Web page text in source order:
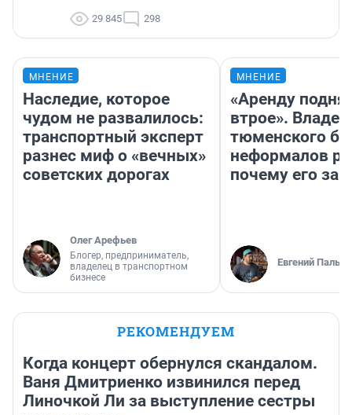
29 845 298
МНЕНИЕ
Наследие, которое
чудом не развалилось:
транспортный эксперт
разнес миф о «вечных»
советских дорогах
Олег Арефьев
Блогер, предприниматель,
владелец в транспортном
бизнесе
МНЕНИЕ
«Аренду
втрое».
тюменского
неформалов
почему его
Евгений
РЕКОМЕНДУЕМ
Когда концерт обернулся скандалом.
Ваня Дмитриенко извинился перед
Линочкой Ли за выступление сестры